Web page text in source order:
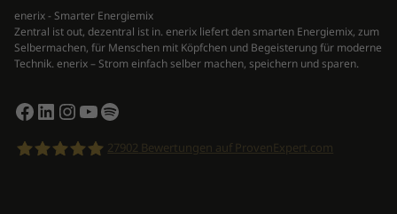
enerix - Smarter Energiemix
Zentral ist out, dezentral ist in. enerix liefert den smarten Energiemix, zum
Selbermachen, für Menschen mit Köpfchen und Begeisterung für moderne
Technik. enerix – Strom einfach selber machen, speichern und sparen.
Facebook
LinkedIn
Instagram
YouTube
Spotify
27902Bewertungen auf ProvenExpert.com